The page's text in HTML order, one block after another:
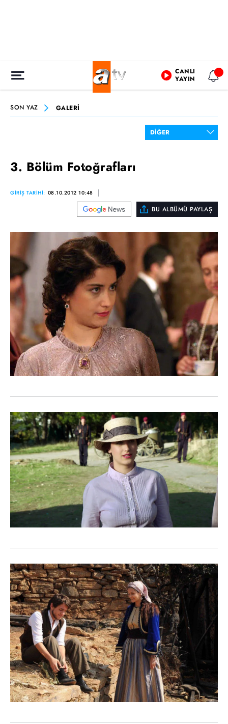
CANLI
YAYIN
SON YAZ GALERİ
3. Bölüm Fotoğrafları
GİRİŞ TARİHİ: 08.10.2012 10:48
BU ALBÜMÜ PAYLAŞ